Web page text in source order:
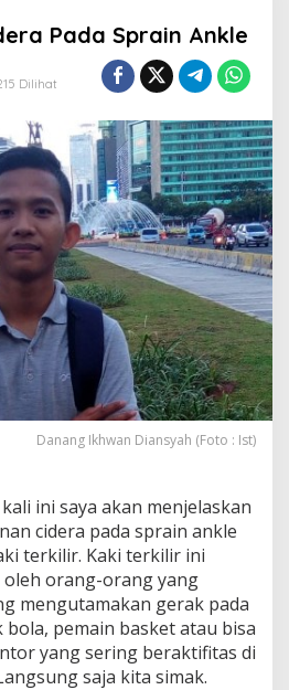
Pada Sprain Ankle
Dilihat
Danang Ikhwan Diansyah (Foto : Ist)
ini saya akan menjelaskan
cidera pada sprain ankle
terkilir. Kaki terkilir ini
oleh orang-orang yang
mengutamakan gerak pada
bola, pemain basket atau bisa
yang sering beraktifitas di
saja kita simak.